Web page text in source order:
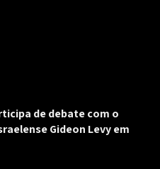
de debate com o
Gideon Levy em